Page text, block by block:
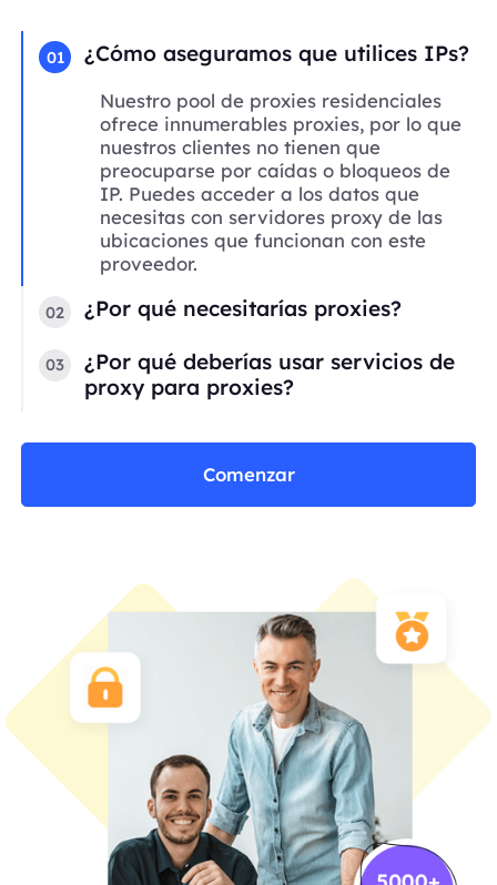
01 ¿Cómo aseguramos que utilices IPs?
Nuestro pool de proxies residenciales
ofrece innumerables proxies, por lo que
nuestros clientes no tienen que
preocuparse por caídas o bloqueos de
IP. Puedes acceder a los datos que
necesitas con servidores proxy de las
ubicaciones que funcionan con este
proveedor.
02 ¿Por qué necesitarías proxies?
03
¿Por qué deberías usar servicios de
proxy para proxies?
Comenzar